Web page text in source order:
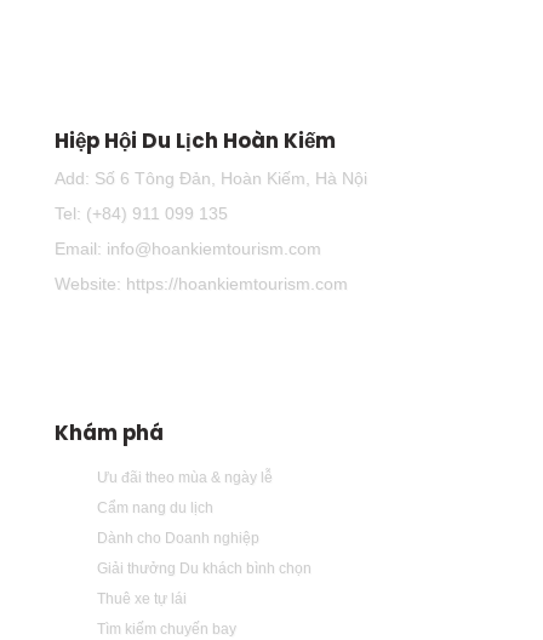
Hiệp Hội Du Lịch Hoàn Kiếm
Add: Số 6 Tông Đản, Hoàn Kiếm, Hà Nội
Tel: (+84) 911 099 135
Email: info@hoankiemtourism.com
Website: https://hoankiemtourism.com
Khám phá
Ưu đãi theo mùa & ngày lễ
Cẩm nang du lịch
Dành cho Doanh nghiệp
Giải thưởng Du khách bình chọn
Thuê xe tự lái
Tìm kiếm chuyến bay